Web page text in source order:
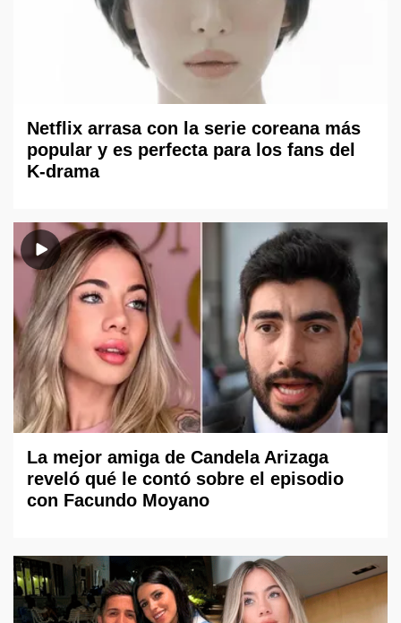
Netflix arrasa con la serie coreana más
popular y es perfecta para los fans del
K-drama
La mejor amiga de Candela Arizaga
reveló qué le contó sobre el episodio
con Facundo Moyano